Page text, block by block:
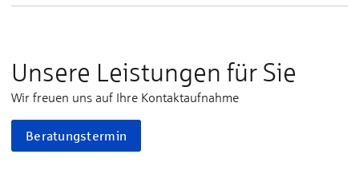
Unsere Leistungen für Sie
Wir freuen uns auf Ihre Kontaktaufnahme
Beratungstermin